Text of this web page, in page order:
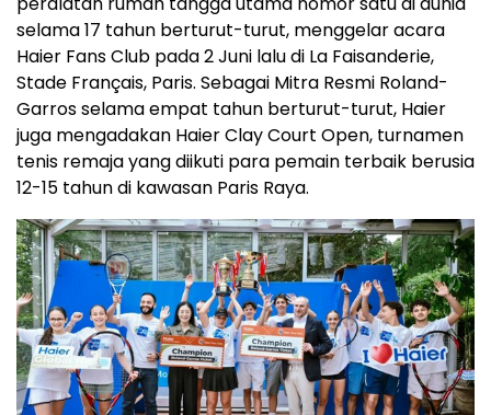
selama 17 tahun berturut-turut, menggelar acara
Haier Fans Club pada 2 Juni lalu di La Faisanderie,
Stade Français, Paris. Sebagai Mitra Resmi Roland-
Garros selama empat tahun berturut-turut, Haier
juga mengadakan Haier Clay Court Open, turnamen
tenis remaja yang diikuti para pemain terbaik berusia
12-15 tahun di kawasan Paris Raya.